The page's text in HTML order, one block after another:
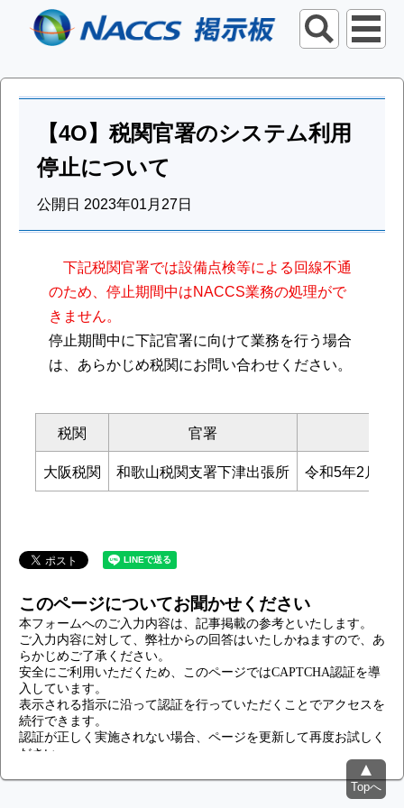
【4O】税関官署のシステム利用
停止について
公開日 2023年01月27日
下記税関官署では設備点検等による回線不通
のため、停止期間中はNACCS業務の処理がで
きません。
停止期間中に下記官署に向けて業務を行う場合
は、あらかじめ税関にお問い合わせください。
税関 官署
大阪税関
和歌山税関支署下津出張所 令和5年2月4
このページについてお聞かせください
Topへ